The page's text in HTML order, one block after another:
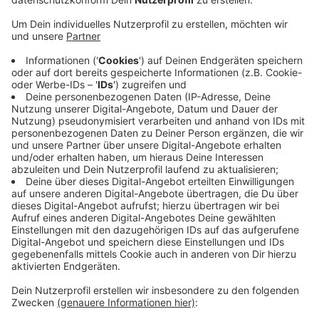
Anzeige
In Emmerich sei man wesentlich später von
Niedrigwasser betroffen, so Marcel Lueb auf Anfrage
von Antenne Niederrhein. Er ist Projektleiter bei der
"port emmerich GmbH". Je höher die Hafenstandorte
am Rhein lägen, desto früher würden die Probleme mit
Niedrigwasser beginnen. Dennoch ist man auch in
Emmerich wegen der stetig sinkenden Pegelstände
besorgt. Niedrigwasser verenge die Hafeneinfahrt und
es komme zu Schwierigkeiten beim Verladen. Ab
einem Pegel von 70 Zentimetern seien hier massive
Einschränkungen zu erwarten, so Lueb abschließend.
Anzeige